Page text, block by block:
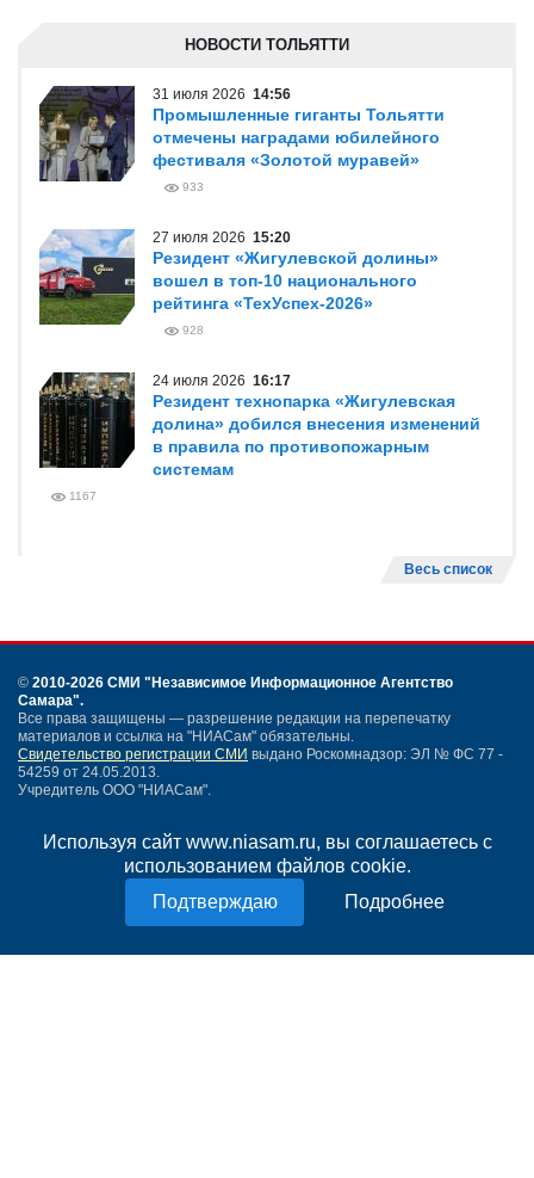
Используя сайт www.niasam.ru, вы соглашаетесь с
использованием файлов cookie.
Подробнее
НОВОСТИ ТОЛЬЯТТИ
31 июля 2026 14:56
Промышленные гиганты Тольятти
отмечены наградами юбилейного
фестиваля «Золотой муравей»
933
27 июля 2026 15:20
Резидент «Жигулевской долины»
вошел в топ-10 национального
рейтинга «ТехУспех-2026»
928
24 июля 2026 16:17
Резидент технопарка «Жигулевская
долина» добился внесения изменений
в правила по противопожарным
системам
1167
Весь список
© 2010-2026 СМИ "Независимое Информационное Агентство
Самара".
Все права защищены — разрешение редакции на перепечатку
материалов и ссылка на "НИАСам" обязательны.
Свидетельство регистрации СМИ выдано Роскомнадзор: ЭЛ № ФС 77 -
54259 от 24.05.2013.
Учредитель ООО "НИАСам".
Написать письмо
Политика конфиденциальности